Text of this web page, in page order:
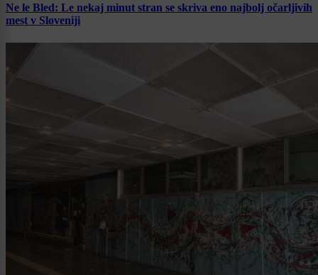
Ne le Bled: Le nekaj minut stran se skriva eno najbolj očarljivih
mest v Sloveniji